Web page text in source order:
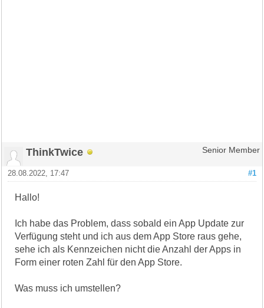
ThinkTwice Senior Member
#1
28.08.2022, 17:47
Hallo!
Ich habe das Problem, dass sobald ein App Update zur
Verfügung steht und ich aus dem App Store raus gehe,
sehe ich als Kennzeichen nicht die Anzahl der Apps in
Form einer roten Zahl für den App Store.
Was muss ich umstellen?